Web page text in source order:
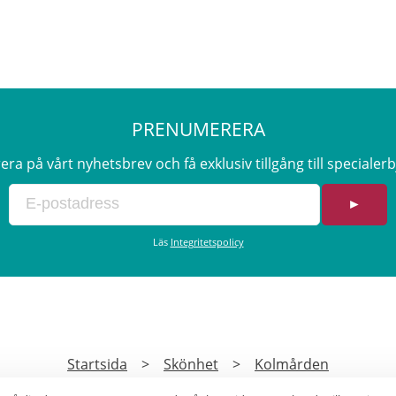
PRENUMERERA
på vårt nyhetsbrev och få exklusiv tillgång till
►
Läs Integritetspolicy
Startsida > Skönhet > Kolmården